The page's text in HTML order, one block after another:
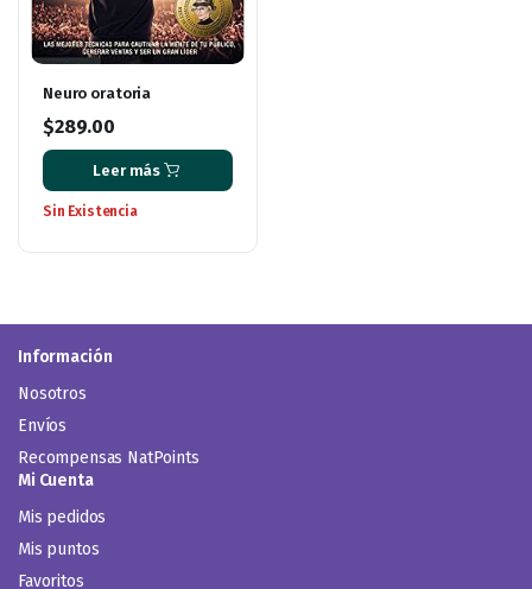
Neuro oratoria
$289.00
Leer más
Sin Existencia
Información
Nosotros
Envíos
Recompensas NatPoints
Mi Cuenta
Mis pedidos
Mis puntos
Favoritos